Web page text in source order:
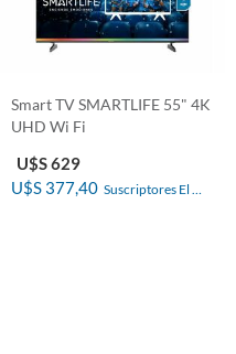
Smart TV SMARTLIFE 55" 4K
UHD Wi Fi
U$S 629
U$S 377,40 Suscriptores El